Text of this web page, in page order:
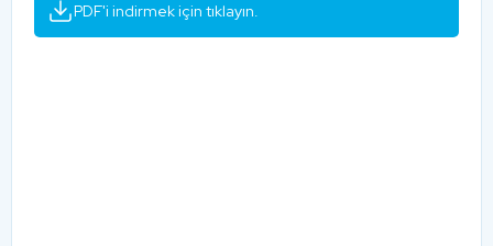
PDF'i indirmek için tıklayın.